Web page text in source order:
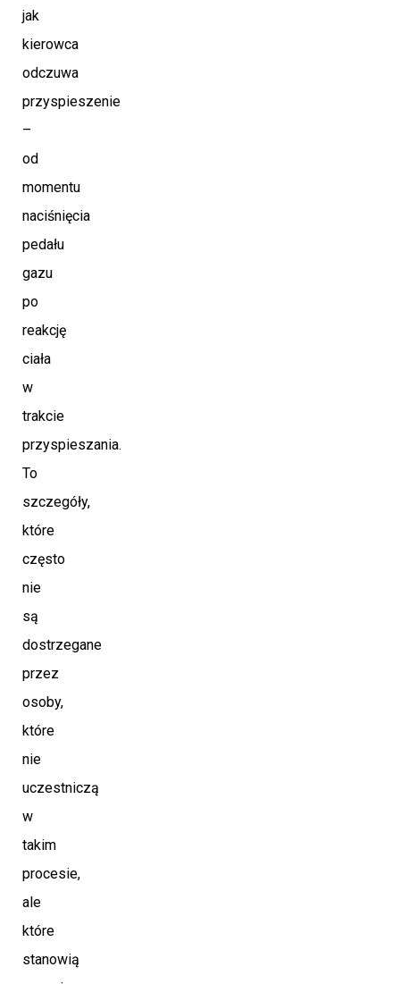
jak
kierowca
odczuwa
przyspieszenie
–
od
momentu
naciśnięcia
pedału
gazu
po
reakcję
ciała
w
trakcie
przyspieszania.
To
szczegóły,
które
często
nie
są
dostrzegane
przez
osoby,
które
nie
uczestniczą
w
takim
procesie,
ale
które
stanowią